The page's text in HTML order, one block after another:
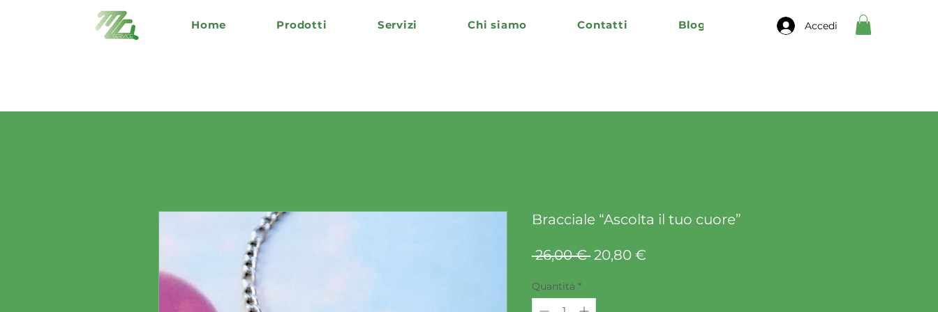
Home Prodotti Servizi Chi siamo Contatti Blog Accedi
Bracciale “Ascolta il tuo cuore”
26,00 € Prezzo
20,80 €
Quantità *